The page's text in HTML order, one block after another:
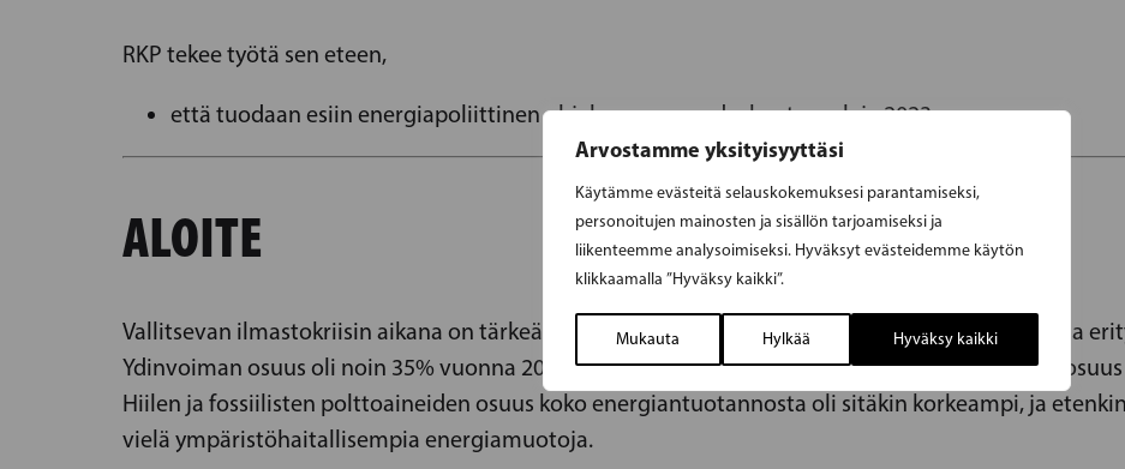
Arvostamme yksityisyyttäsi
Käytämme evästeitä selauskokemuksesi parantamiseksi,
personoitujen mainosten ja sisällön tarjoamiseksi ja
liikenteemme analysoimiseksi. Hyväksyt evästeidemme käytön
klikkaamalla ”Hyväksy kaikki”.
Mukauta Hylkää Hyväksy kaikki
RKP tekee työtä sen eteen,
että tuodaan esiin energiapoliittinen ohjelma ennen eduskuntavaaleja 2023
ALOITE
Vallitsevan ilmastokriisin aikana on tärkeää varmistaa vihreä ja kotimainen energiantuotanto, ja
Ydinvoiman osuus oli noin 35% vuonna 2020 Suomen sähköstä ja uusiutumattoman energian
Hiilen ja fossiilisten polttoaineiden osuus koko energiantuotannosta oli sitäkin korkeampi, ja
vielä ympäristöhaitallisempia energiamuotoja.